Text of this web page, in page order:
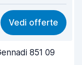
8,7
8,2
Vedi offerte
851 09